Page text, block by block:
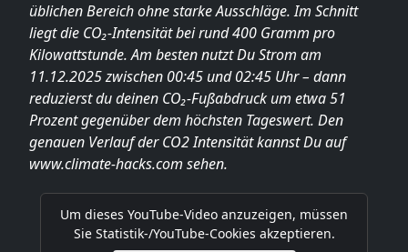
üblichen Bereich ohne starke Ausschläge. Im Schnitt
liegt die CO₂-Intensität bei rund 400 Gramm pro
Kilowattstunde. Am besten nutzt Du Strom am
11.12.2025 zwischen 00:45 und 02:45 Uhr – dann
reduzierst du deinen CO₂-Fußabdruck um etwa 51
Prozent gegenüber dem höchsten Tageswert. Den
genauen Verlauf der CO2 Intensität kannst Du auf
www.climate-hacks.com sehen.
Um dieses YouTube-Video anzuzeigen, müssen
Sie Statistik-/YouTube-Cookies akzeptieren.